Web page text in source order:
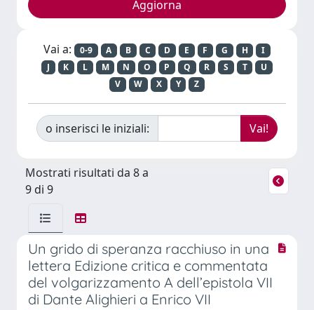
Vai a: 0-9 A B C D E F G H
I
J
K L M N O P Q R S T
U
V
W X Y Z
o inserisci le iniziali:
Mostrati risultati da 8 a
9 di 9
Un grido di speranza racchiuso in una
lettera Edizione critica e commentata
del volgarizzamento A dell’epistola VII
di Dante Alighieri a Enrico VII